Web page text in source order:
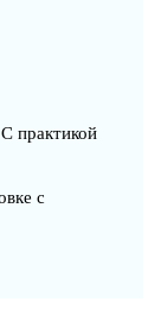
практикой
с